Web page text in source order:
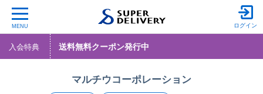
MENU ログイン
入会特典 送料無料クーポン発行中
マルチウコーポレーション